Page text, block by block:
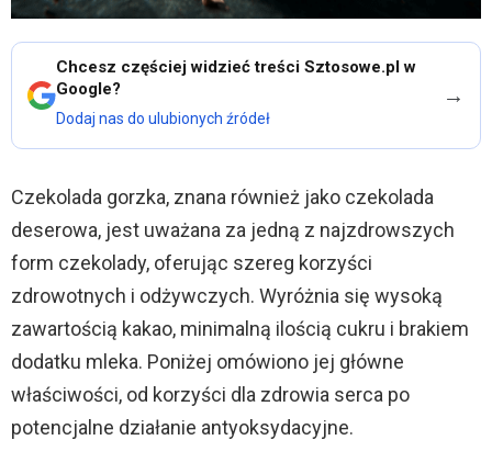
Chcesz częściej widzieć treści Sztosowe.pl w
Google?
Dodaj nas do ulubionych źródeł
→
Czekolada gorzka, znana również jako czekolada
deserowa, jest uważana za jedną z najzdrowszych
form czekolady, oferując szereg korzyści
zdrowotnych i odżywczych. Wyróżnia się wysoką
zawartością kakao, minimalną ilością cukru i brakiem
dodatku mleka. Poniżej omówiono jej główne
właściwości, od korzyści dla zdrowia serca po
potencjalne działanie antyoksydacyjne.